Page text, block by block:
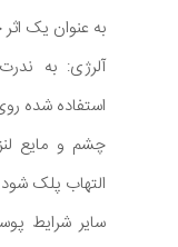
به عنوان یک اثر
آلرژی: به
استفاده شده
چشم و مایع
التهاب پلک
سایر شرایط